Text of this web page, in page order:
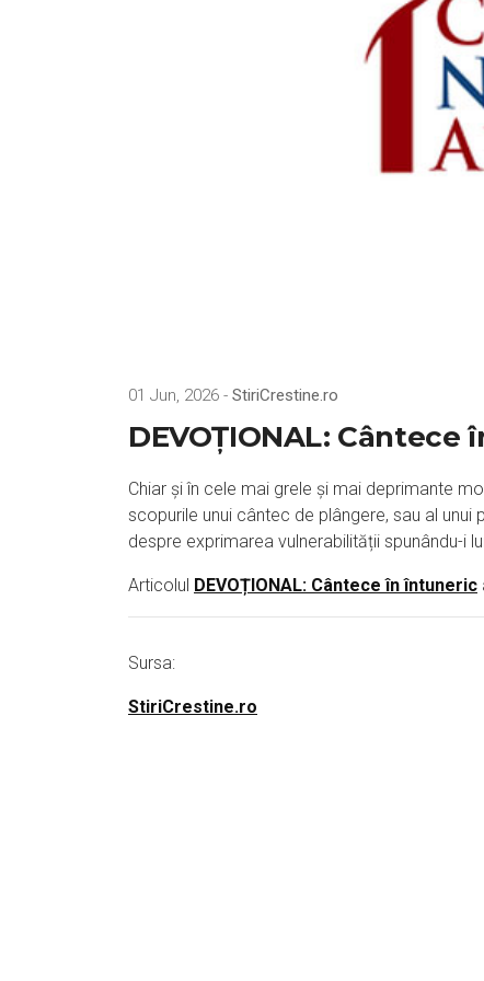
01 Jun, 2026 - StiriCrestine.ro
DEVOȚIONAL: Cântece
Chiar și în cele mai grele și mai deprimante
scopurile unui cântec de plângere, sau al
despre exprimarea vulnerabilității spunându-i
Articolul DEVOȚIONAL: Cântece în întuneric
Sursa:
StiriCrestine.ro